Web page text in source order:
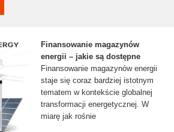
Finansowanie magazynów
energii – jakie są dostępne
Finansowanie magazynów energii
staje się coraz bardziej istotnym
tematem w kontekście globalnej
transformacji energetycznej. W
miarę jak rośnie